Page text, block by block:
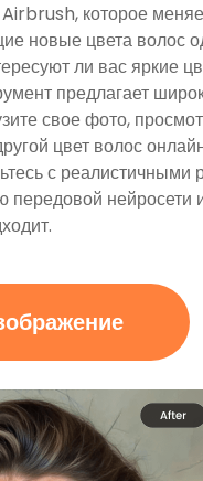
которое
новые цвета волос
ли вас яркие
предлагает
свое фото,
цвет волос
с реалистичными
нейросети